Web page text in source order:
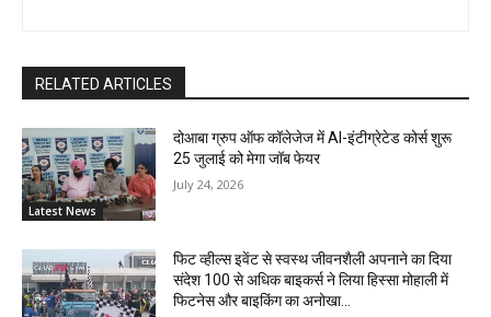
RELATED ARTICLES
Latest News
दोआबा ग्रुप ऑफ कॉलेजेज में AI-इंटीग्रेटेड कोर्स शुरू
25 जुलाई को मेगा जॉब फेयर
July 24, 2026
फिट व्हील्स इवेंट से स्वस्थ जीवनशैली अपनाने का दिया
संदेश 100 से अधिक बाइकर्स ने लिया हिस्सा मोहाली में
फिटनेस और बाइकिंग का अनोखा...